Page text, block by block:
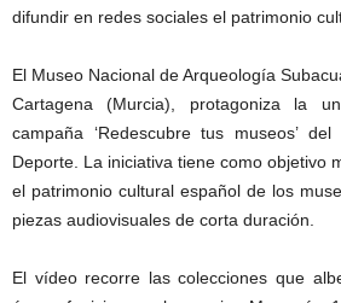
difundir en redes sociales el patrimonio
El Museo Nacional de Arqueología
Cartagena (Murcia), protagoniza la
campaña ‘Redescubre tus museos’
Deporte. La iniciativa tiene como objetivo
el patrimonio cultural español de los
piezas audiovisuales de corta duración.
El vídeo recorre las colecciones que